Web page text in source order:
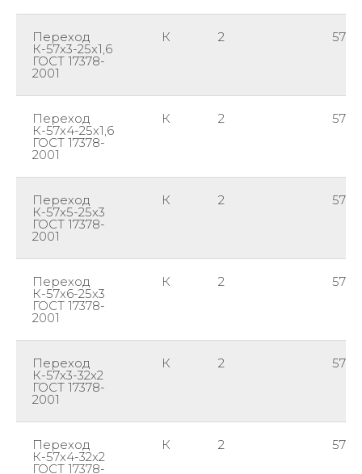
Переход
К-57х3-25х1,6
ГОСТ 17378-
2001
К 2 57
Переход
К-57х4-25х1,6
ГОСТ 17378-
2001
К 2 57
Переход
К-57х5-25х3
ГОСТ 17378-
2001
К 2 57
Переход
К-57х6-25х3
ГОСТ 17378-
2001
К 2 57
Переход
К-57х3-32х2
ГОСТ 17378-
2001
К 2 57
Переход
К-57х4-32х2
ГОСТ 17378-
К 2 57